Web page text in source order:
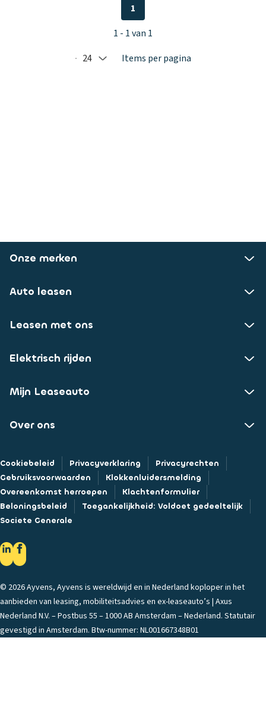
Selected: 24
24 Items per pagina
1
1 - 1 van 1
Onze merken
Auto leasen
Leasen met ons
Elektrisch rijden
Mijn Leaseauto
Over ons
Cookiebeleid Privacyverklaring
Privacyrechten
Gebruiksvoorwaarden
Klokkenluidersmelding
Overeenkomst herroepen
Klachtenformulier
Beloningsbeleid
Toegankelijkheid: Voldoet gedeeltelijk
Societe Generale
© 2026 Ayvens, Ayvens is wereldwijd en in Nederland koploper in het
aanbieden van leasing, mobiliteitsadvies en ex-leaseauto’s | Axus
Nederland N.V. – Postbus 55 – 1000 AB Amsterdam – Nederland. Statutair
gevestigd in Amsterdam. Btw-nummer: NL001667348B01